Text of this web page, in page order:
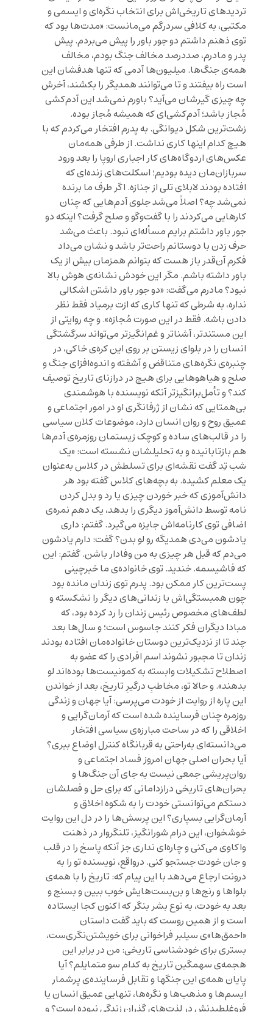
تردیدهای تاریخی‌اش برای انتخاب نگره‌ای و ایسمی و
مکتبی، به کلافی سردرگم می‌مانست: «مدت‌ها بود که
توی ذهنم داشتم دو جور باور را پیش می‌بردم. پیش
پدر و مادرم، صددرصد مخالف جنگ بودم، مخالف
همه‌ی جنگ‌ها. میلیون‌ها آدمی که تنها هدفشان این
است راه بیفتند و تا می‌توانند همدیگر را بکشند، آخرش
چه چیزی گیرشان می‌آید؟ باورم نمی‌شد این آدم‌کشی
مُجاز باشد؛ آدم‌کشی‌ای که همیشه مُجاز بوده.
زشت‌ترین شکل دیوانگی. به پدرم افتخار می‌کردم که با
هیچ کدام اینها کاری نداشت. از طرفی همه‌مان
عکس‌های اردوگاه‌های کار اجباری اروپا را بعد ورود
سربازان‌مان دیده بودیم؛ اسکلت‌های زنده‌ای که
افتاده بودند لابلای تلی از جنازه. اگر طرف ما برنده
نمی‌شد چه؟ اصلاً می‌شد جلوی آدم‌هایی که چنان
کارهایی می‌کردند را با گفت‌وگو و صلح گرفت؟ اینکه دو
جور باور داشتم برایم مسأله‌ای نبود. باعث می‌شد
حرف زدن با دوستانم راحت‌تر باشد و نشان می‌داد
فکرم آن‌قدر باز هست که بتوانم همزمان بیش از یک
باور داشته باشم. مگر این خودش نشانه‌ی هوش بالا
نبود؟ مادرم می‌گفت: «دو جور باور داشتن اشکالی
نداره، به شرطی که تنها کاری که ازت برمیاد فقط نظر
دادن باشه. فقط در این صورت مُجازه». و چه روایتی از
این مستندتر، آشناتر و غم‌انگیزتر می‌تواند سرگشتگی
انسان را در بلوای زیستن بر روی این کره‌ی خاکی، در
چنبره‌ی نگره‌های متناقض و آشفته و اندوه‌افزای جنگ و
صلح و هیاهوهایی برای هیچ در درازنای تاریخ توصیف
کند؟ و تأمل‌برانگیزتر آنکه نویسنده با هوشمندی
بی‌همتایی که نشان از ژرفانگری او در امور اجتماعی و
عمیق روح و روان انسان دارد، موضوعات کلان سیاسی
را در قالب‌های ساده و کوچک زیستمان روزمره‌ی آدم‌ها
هم بازتابانیده و به تحلیلشان نشسته است: «یک
شب تِد گفت نقشه‌ای برای تسلطش در کلاس به‌عنوان
یک معلم کشیده. به بچه‌های کلاس گفته بود هر
دانش‌آموزی که خبر خوردن چیزی یا رد و بدل کردن
نامه توسط دانش‌آموز دیگری را بدهد، یک دهم نمره‌ی
اضافی توی کارنامه‌اش جایزه می‌گیرد. گفتم: داری
یادشون می‌دی همدیگه رو لو بدن؟ گفت: دارم یادشون
می‌دم که قبل هر چیزی به من وفادار باشن. گفتم: این
که فاشیسمه. خندید. توی خانواده‌ی ما خبرچینی
پست‌ترین کار ممکن بود. پدرم توی زندان مانده بود
چون همبستگی‌اش با زندانی‌های دیگر را نشکسته و
لطف‌های مخصوص رئیس زندان را رد کرده بود، که
مبادا دیگران فکر کنند جاسوس است؛ و سال‌ها بعد
چند تا از نزدیک‌ترین دوستان خانواده‌مان افتاده بودند
زندان تا مجبور نشوند اسم افرادی را که عضو به
اصطلاح تشکیلات وابسته به کمونیست‌ها بوده‌اند لو
بدهند». و حالا تو، مخاطبِ درگیرِ تاریخ، بعد از خواندن
این پاره از روایت از خودت می‌پرسی: آیا جهان و زندگی
روزمره چنان فرساینده شده است که آرمان‌گرایی و
اخلاقی را که در ساحت مبارزه‌ی سیاسی افتخار
می‌دانسته‌ای به‌راحتی به قربانگاه کنترل اوضاع ببری؟
آیا بحران اصلی جهان امروز فساد اجتماعی و
روان‌پریشی جمعی نیست به جای آن جنگ‌ها و
بحران‌های تاریخی درازدامانی که برای حل و فصلشان
دستکم می‌توانستی خودت را به شکوه اخلاق و
آرمان‌گرایی بسپاری؟ این پرسش‌ها را در دل این روایت
خوشخوان، این درام شورانگیز، تلنگروار در ذهنت
واکاوی می‌کنی و چاره‌ای نداری جز آنکه پاسخ را در قلب
و جان خودت جستجو ‌کنی. درواقع، نویسنده تو را به
درونت ارجاع می‌دهد با این پیام که: تاریخ را با همه‌ی
بلواها و رنج‌ها و بن‌بست‌هایش خوب ببین و بسنج و
بعد به خودت، به نوع بشر بنگر که اکنون کجا ایستاده‌
است و از همین روست که باید گفت داستان
«احمق‌ها»‌ی سیلبر فراخوانی برای خویشتن‌نگری‌ست،
بستری برای خودشناسی تاریخی: من در برابر این
هجمه‌ی سهمگین تاریخ به کدام سو متمایلم؟ آیا
پایان همه‌ی این جنگها و تقابل فرساینده‌ی پرشمار
ایسم‌ها و مذهب‌ها و نگره‌ها، تنهایی عمیق انسان یا
فروغلطیدنش در لذت‌های گذران زندگی نبوده است؟ و